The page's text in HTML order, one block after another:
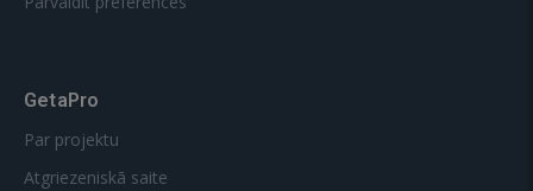
GetaPro
Par projektu
Atgriezeniskā saite